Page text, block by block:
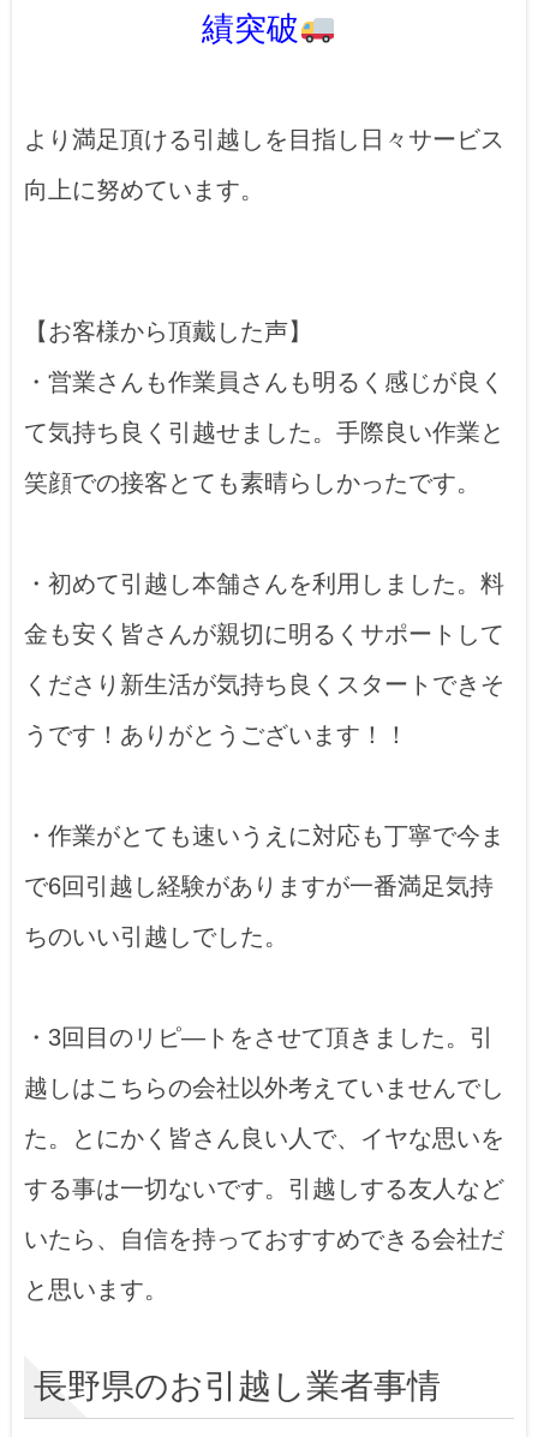
績突破
より満足頂ける引越しを目指し日々サービス
向上に努めています。
【お客様から頂戴した声】
・営業さんも作業員さんも明るく感じが良く
て気持ち良く引越せました。手際良い作業と
笑顔での接客とても素晴らしかったです。
・初めて引越し本舗さんを利用しました。料
金も安く皆さんが親切に明るくサポートして
くださり新生活が気持ち良くスタートできそ
うです！ありがとうございます！！
・作業がとても速いうえに対応も丁寧で今ま
で6回引越し経験がありますが一番満足気持
ちのいい引越しでした。
・3回目のリピ―トをさせて頂きました。引
越しはこちらの会社以外考えていませんでし
た。とにかく皆さん良い人で、イヤな思いを
する事は一切ないです。引越しする友人など
いたら、自信を持っておすすめできる会社だ
と思います。
長野県のお引越し業者事情